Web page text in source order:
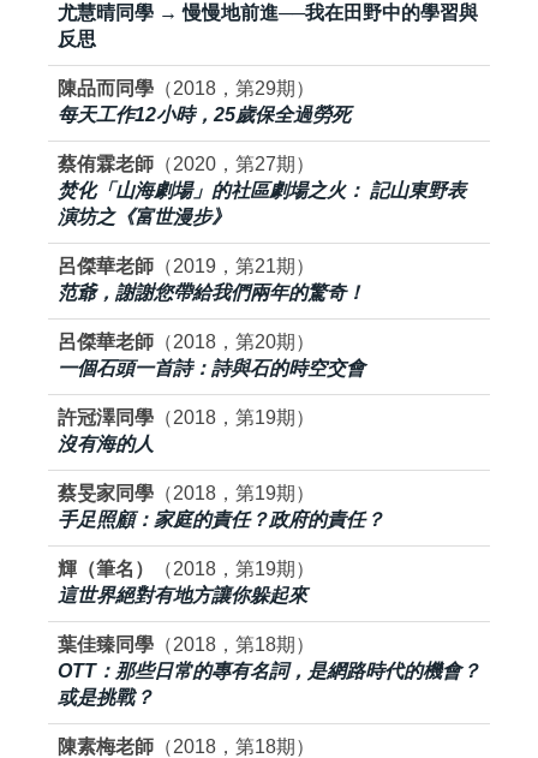
尤慧晴同學 → 慢慢地前進──我在田野中的學習與
反思
陳品而同學 （2018，第29期）
每天工作12小時，25歲保全過勞死
蔡侑霖老師 （2020，第27期）
焚化「山海劇場」的社區劇場之火： 記山東野表
演坊之《富世漫步》
呂傑華老師 （2019，第21期）
范爺，謝謝您帶給我們兩年的驚奇！
呂傑華老師 （2018，第20期）
一個石頭一首詩：詩與石的時空交會
許冠澤同學 （2018，第19期）
沒有海的人
蔡旻家同學 （2018，第19期）
手足照顧：家庭的責任？政府的責任？
輝（筆名）
（2018，第19期）
這世界絕對有地方讓你躲起來
葉佳臻同學 （2018，第18期）
OTT：那些日常的專有名詞，是網路時代的機會？
或是挑戰？
陳素梅老師 （2018，第18期）